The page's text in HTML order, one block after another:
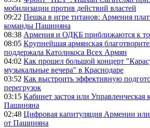
мобилизации против действий властей
09:22 Пешка в игре титанов: Армения
команды Пашиняна
08:38 Армения и ОДКБ приближаются к
08:05 Крупнейшая армянская
поддержала Католикоса Всех Армян
04:02 Как прошел большой концерт
музыкальные вечера" в Краснодаре
03:52 Как выстроить эффективную
перегрузок
03:15 Кабинет застоя или Управленческая
Пашиняна
02:48 Цифровая капитуляция Армении
от Пашиняна